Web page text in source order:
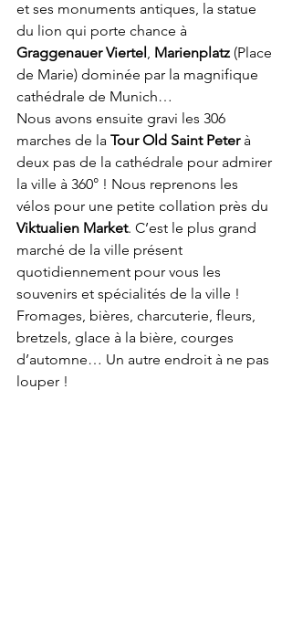
et ses monuments antiques, la statue
du lion qui porte chance à
Graggenauer Viertel, Marienplatz (Place
de Marie) dominée par la magnifique
cathédrale de Munich…
Nous avons ensuite gravi les 306
marches de la Tour Old Saint Peter à
deux pas de la cathédrale pour admirer
la ville à 360° ! Nous reprenons les
vélos pour une petite collation près du
Viktualien Market. C’est le plus grand
marché de la ville présent
quotidiennement pour vous les
souvenirs et spécialités de la ville !
Fromages, bières, charcuterie, fleurs,
bretzels, glace à la bière, courges
d’automne… Un autre endroit à ne pas
louper !